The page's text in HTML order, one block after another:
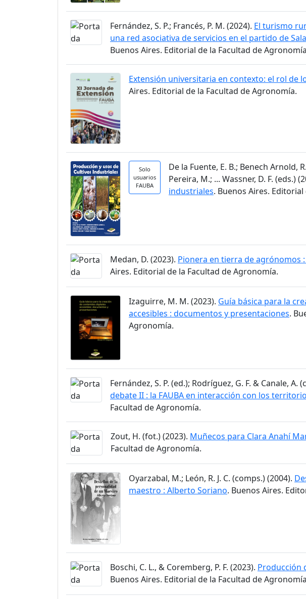
Fernández, S. P.; Francés, P. M. (2024). El turismo
una red asociativa de servicios en el partido de
Buenos Aires. Editorial de la Facultad de
Extensión universitaria en contexto: el rol de
Aires. Editorial de la Facultad de Agronomía.
Solo
usuarios
FAUBA
De la Fuente, E. B.; Benech Arnold,
Pereira, M.; ... Wassner, D. F. (eds.)
industriales. Buenos Aires.
Medan, D. (2023). Pionera en tierra de agrónomos :
Aires. Editorial de la Facultad de Agronomía.
Izaguirre, M. M. (2023). Guía básica para la
accesibles : documentos y presentaciones.
Agronomía.
Fernández, S. P. (ed.); Rodríguez, G. F. & Canale, A.
debate II : la FAUBA en interacción con los
Facultad de Agronomía.
Zout, H. (fot.) (2023). Muñecos para Clara Anahí
Facultad de Agronomía.
Oyarzabal, M.; León, R. J. C. (comps.) (2004).
maestro : Alberto Soriano. Buenos Aires.
Boschi, C. L., & Coremberg, P. F. (2023). Producción
Buenos Aires. Editorial de la Facultad de